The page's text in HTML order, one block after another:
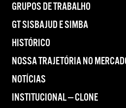
GRUPOS DE TRABALHO
GT SISBAJUD E SIMBA
HISTÓRICO
NOSSA TRAJETÓRIA NO
NOTÍCIAS
INSTITUCIONAL — CLONE